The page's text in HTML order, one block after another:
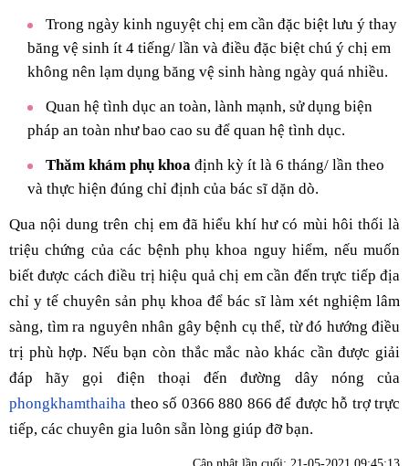
Trong ngày kinh nguyệt chị em cần đặc biệt lưu ý thay
băng vệ sinh ít 4 tiếng/ lần và điều đặc biệt chú ý chị em
không nên lạm dụng băng vệ sinh hàng ngày quá nhiều.
Quan hệ tình dục an toàn, lành mạnh, sử dụng biện
pháp an toàn như bao cao su để quan hệ tình dục.
Thăm khám phụ khoa định kỳ ít là 6 tháng/ lần theo
và thực hiện đúng chỉ định của bác sĩ dặn dò.
Qua nội dung trên chị em đã hiểu khí hư có mùi hôi thối là
triệu chứng của các bệnh phụ khoa nguy hiểm, nếu muốn
biết được cách điều trị hiệu quả chị em cần đến trực tiếp địa
chỉ y tế chuyên sản phụ khoa để bác sĩ làm xét nghiệm lâm
sàng, tìm ra nguyên nhân gây bệnh cụ thể, từ đó hướng điều
trị phù hợp. Nếu bạn còn thắc mắc nào khác cần được giải
đáp hãy gọi điện thoại đến đường dây nóng của
phongkhamthaiha theo số 0366 880 866 để được hỗ trợ trực
tiếp, các chuyên gia luôn sẵn lòng giúp đỡ bạn.